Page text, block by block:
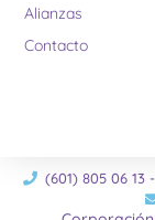
Alianzas
Contacto
(601) 805 06 13